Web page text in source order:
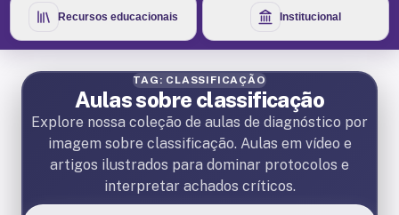
Recursos educacionais Institucional
TAG: CLASSIFICAÇÃO
Aulas sobre classificação
Explore nossa coleção de aulas de diagnóstico por
imagem sobre classificação. Aulas em vídeo e
artigos ilustrados para dominar protocolos e
interpretar achados críticos.